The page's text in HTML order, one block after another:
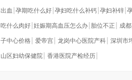
宠爱妈妈
联系我们
出血 孕期吃什么好 孕妇吃什么补钙 孕妇补锌
吃什么肉好 妊娠期高血压怎么办 胎位不正 成都
子中心价格 爱帝宫 龙岗中心医院产科 深圳市
山区妇幼保健院 香港医院产检经历